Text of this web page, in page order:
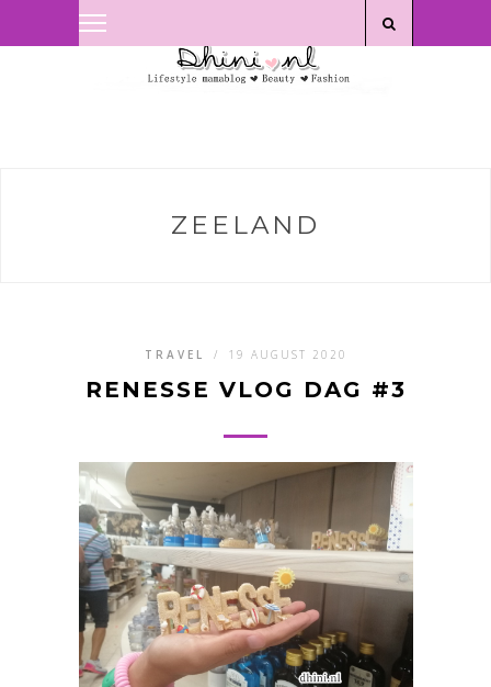
ZEELAND
TRAVEL / 19 AUGUST 2020
RENESSE VLOG DAG #3